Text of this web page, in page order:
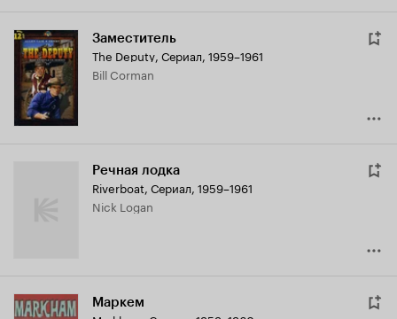
Заместитель
The Deputy, Сериал, 1959–1961
Bill Corman
Речная лодка
Riverboat, Сериал, 1959–1961
Nick Logan
Маркем